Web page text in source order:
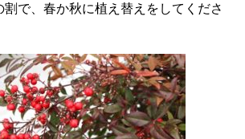
で、春か秋に植え替えをしてくださ